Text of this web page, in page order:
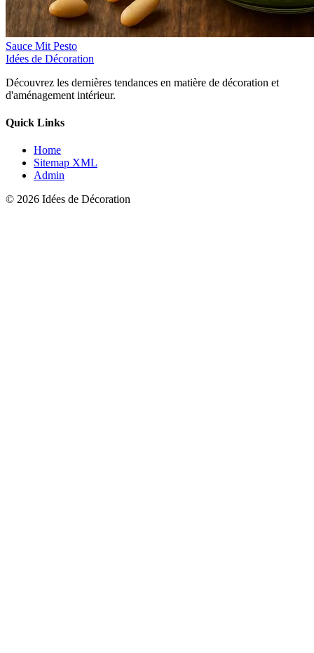
Sauce Mit Pesto
Idées de Décoration
Découvrez les dernières tendances en matière de décoration et
d'aménagement intérieur.
Quick Links
Home
Sitemap XML
Admin
© 2026 Idées de Décoration